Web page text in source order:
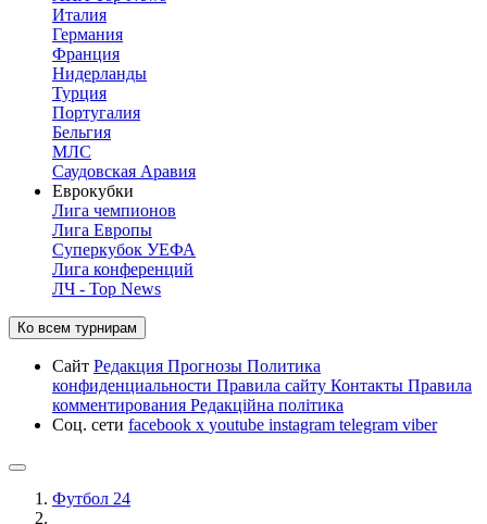
Италия
Германия
Франция
Нидерланды
Турция
Португалия
Бельгия
МЛС
Саудовская Аравия
Еврокубки
Лига чемпионов
Лига Европы
Суперкубок УЕФА
Лига конференций
ЛЧ - Top News
Ко всем турнирам
Сайт Редакция Прогнозы Политика
конфиденциальности Правила сайту Контакты Правила
комментирования Редакційна політика
Соц. сети facebook x youtube instagram telegram viber
Футбол 24